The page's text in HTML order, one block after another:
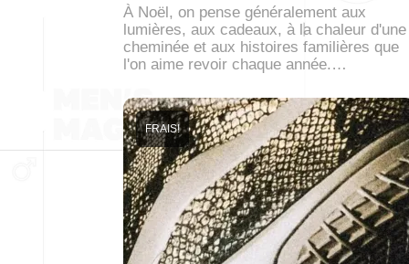
À Noël, on pense généralement aux
lumières, aux cadeaux, à la chaleur d'une
cheminée et aux histoires familières que
l'on aime revoir chaque année.…
FRAIS!